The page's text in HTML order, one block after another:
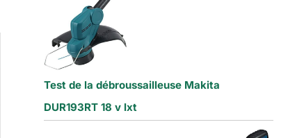
Test de la débroussailleuse Makita
DUR193RT 18 v lxt